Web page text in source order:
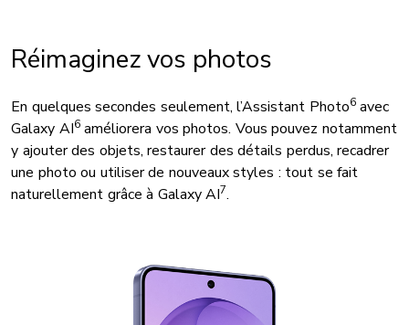
Réimaginez vos photos
En quelques secondes seulement, l’Assistant Photo6avec
Galaxy AI6améliorera vos photos. Vous pouvez notamment
y ajouter des objets, restaurer des détails perdus, recadrer
une photo ou utiliser de nouveaux styles : tout se fait
naturellement grâce à Galaxy AI7.